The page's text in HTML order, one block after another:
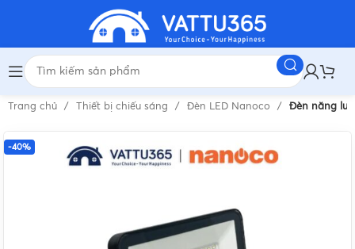
Trang chủ Thiết bị chiếu sáng Đèn LED Nanoco Đèn năng
-40%